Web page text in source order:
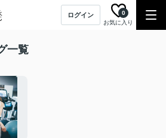
ログイン
お気に入り
0
一覧